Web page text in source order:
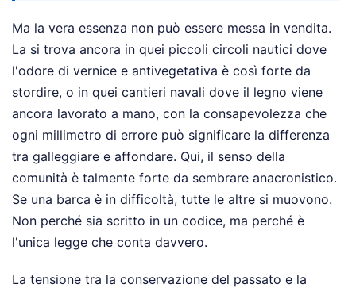
Ma la vera essenza non può essere messa in vendita.
La si trova ancora in quei piccoli circoli nautici dove
l'odore di vernice e antivegetativa è così forte da
stordire, o in quei cantieri navali dove il legno viene
ancora lavorato a mano, con la consapevolezza che
ogni millimetro di errore può significare la differenza
tra galleggiare e affondare. Qui, il senso della
comunità è talmente forte da sembrare anacronistico.
Se una barca è in difficoltà, tutte le altre si muovono.
Non perché sia scritto in un codice, ma perché è
l'unica legge che conta davvero.
La tensione tra la conservazione del passato e la